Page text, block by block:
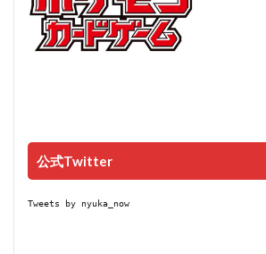
公式Twitter
Tweets by nyuka_now